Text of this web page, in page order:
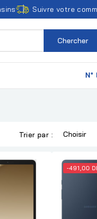
Suivre votre
Chercher
Trier par : Choisir
-491,00